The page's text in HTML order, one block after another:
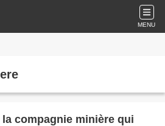
MENU
compagnie minière qui